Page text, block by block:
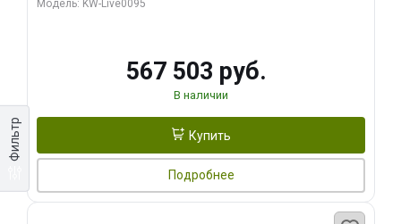
Фильтр
Модель: KW-Live0095
567 503 руб.
В наличии
Купить
Подробнее